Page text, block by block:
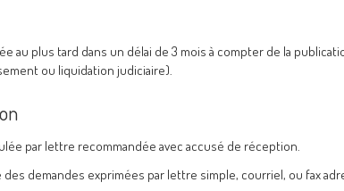
au plus tard dans un délai de 3 mois à compter de la
ou liquidation judiciaire).
par lettre recommandée avec accusé de réception.
demandes exprimées par lettre simple, courriel, ou fax